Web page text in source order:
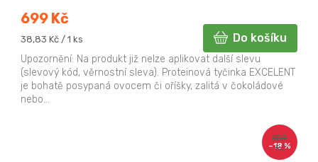
699 Kč
Měrná
38,83 Kč / 1 ks Do košíku
Upozornění: Na produkt již nelze aplikovat další slevu
(slevový kód, věrnostní sleva). Proteinová tyčinka EXCELENT
je bohatě posypaná ovocem či oříšky, zalitá v čokoládové
nebo...
550
Kč
–18 %